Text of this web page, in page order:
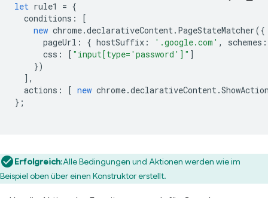
let rule1 = {
conditions :
[
new chrome.declarativeContent. PageStateMatcher({
pageUrl : { hostSuffix : '.google.com' , schemes :
css : [ "input[type='password']" ]
})
],
actions : [ new chrome.declarativeContent.
};
Erfolgreich:Alle Bedingungen und Aktionen werden wie im
Beispiel oben über einen Konstruktor erstellt.